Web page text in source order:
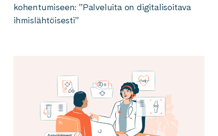
kohentumiseen: ”Palveluita on digitalisoitava
ihmislähtöisesti”